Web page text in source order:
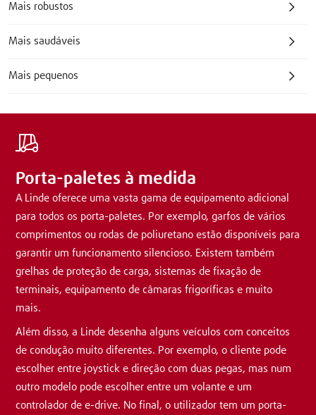
Mais robustos
Mais saudáveis
Mais pequenos
Porta-paletes à medida
A Linde oferece uma vasta gama de equipamento adicional
para todos os porta-paletes. Por exemplo, garfos de vários
comprimentos ou rodas de poliuretano estão disponíveis para
garantir um funcionamento silencioso. Existem também
grelhas de proteção de carga, sistemas de fixação de
terminais, equipamento de câmaras frigoríficas e muito
mais.
Além disso, a Linde desenha alguns veículos com conceitos
de condução muito diferentes. Por exemplo, o cliente pode
escolher entre joystick e direção com duas pegas, mas num
outro modelo pode escolher entre um volante e um
controlador de e-drive. No final, o utilizador tem um porta-